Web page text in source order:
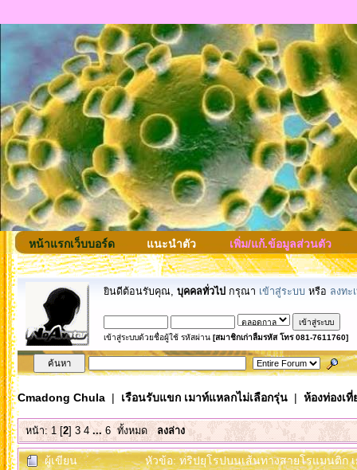
หน้าแรกเว็บบอร์ด แนะนำตัว เพิ่ม/แก้.ข้อมูลส่วนตัว
ยินดีต้อนรับคุณ, บุคคลทั่วไป กรุณา เข้าสู่ระบบ หรือ ลงทะ
เข้าสู่ระบบด้วยชื่อผู้ใช้ รหัสผ่าน [สมาชิกเก่าลืมรหัส โทร 081-7611760]
Cmadong Chula| เรือนรับแขก เมาท์แหลกไม่เลือกรุ่น| ห้องท่องเ
หน้า:1[2] 3 4 ... 6 ทั้งหมด ลงล่าง
ผู้เขียน หัวข้อ: ทริปยุโรปบนเส้นทางสายโรแมนติก